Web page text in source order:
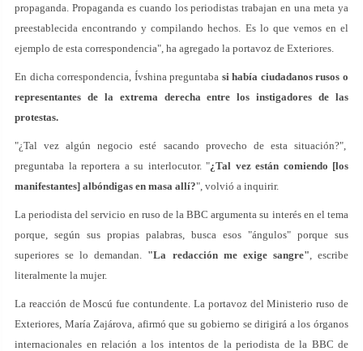
propaganda. Propaganda es cuando los periodistas trabajan en una meta ya
preestablecida encontrando y compilando hechos. Es lo que vemos en el
ejemplo de esta correspondencia", ha agregado la portavoz de Exteriores.
En dicha correspondencia, Ívshina preguntaba si había ciudadanos rusos o
representantes de la extrema derecha entre los instigadores de las
protestas.
"¿Tal vez algún negocio esté sacando provecho de esta situación?",
preguntaba la reportera a su interlocutor. "¿Tal vez están comiendo [los
manifestantes] albóndigas en masa allí?", volvió a inquirir.
La periodista del servicio en ruso de la BBC argumenta su interés en el tema
porque, según sus propias palabras, busca esos "ángulos" porque sus
superiores se lo demandan. "La redacción me exige sangre", escribe
literalmente la mujer.
La reacción de Moscú fue contundente. La portavoz del Ministerio ruso de
Exteriores, María Zajárova, afirmó que su gobierno se dirigirá a los órganos
internacionales en relación a los intentos de la periodista de la BBC de